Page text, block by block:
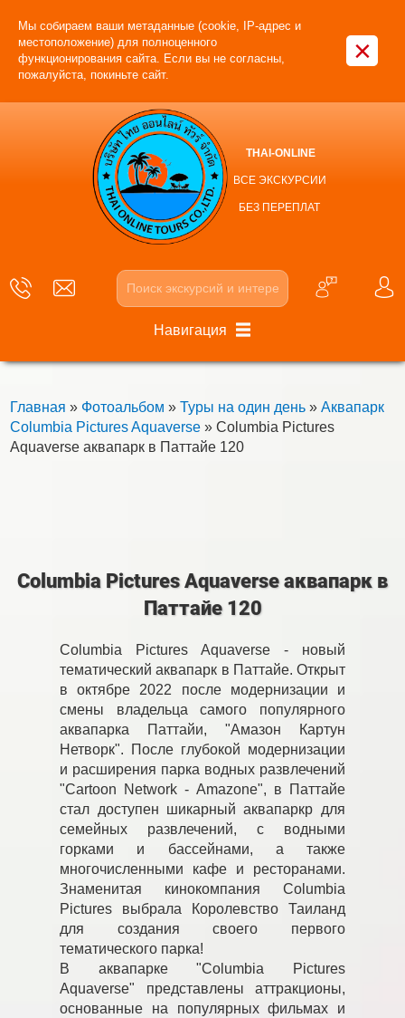
Мы собираем ваши метаданные (cookie, IP-адрес и
местоположение) для полноценного
функционирования сайта. Если вы не согласны,
пожалуйста, покиньте сайт.
×
THAI-ONLINE
ВСЕ ЭКСКУРСИИ
БЕЗ ПЕРЕПЛАТ
Навигация
Главная » Фотоальбом » Туры на один день» Аквапарк
Columbia Pictures Aquaverse» Columbia Pictures
Aquaverse аквапарк в Паттайе 120
Columbia Pictures Aquaverse аквапарк в
Паттайе 120
Columbia Pictures Aquaverse - новый
тематический аквапарк в Паттайе. Открыт
в октябре 2022 после модернизации и
смены владельца самого популярного
аквапарка Паттайи, "Амазон Картун
Нетворк". После глубокой модернизации
и расширения парка водных развлечений
"Cartoon Network - Amazone", в Паттайе
стал доступен шикарный аквапаркр для
семейных развлечений, с водными
горками и бассейнами, а также
многочисленными кафе и ресторанами.
Знаменитая кинокомпания Columbia
Pictures выбрала Королевство Таиланд
для создания своего первого
тематического парка!
В аквапарке "Columbia Pictures
Aquaverse" представлены аттракционы,
основанные на популярных фильмах и